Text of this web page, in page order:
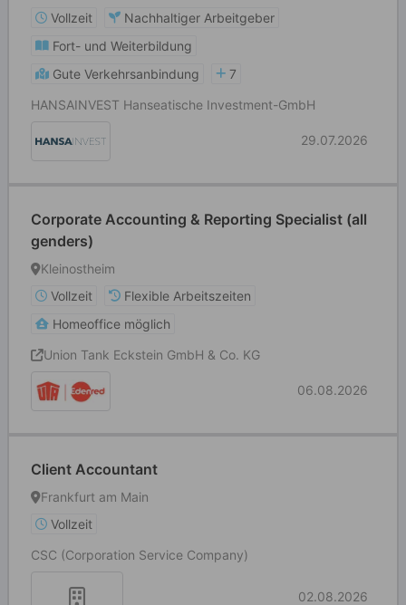
Vollzeit
Nachhaltiger Arbeitgeber
Fort- und Weiterbildung
Gute Verkehrsanbindung
7
HANSAINVEST Hanseatische Investment-GmbH
29.07.2026
Corporate Accounting & Reporting Specialist (all
genders)
Kleinostheim
Vollzeit
Flexible Arbeitszeiten
Homeoffice möglich
Union Tank Eckstein GmbH & Co. KG
06.08.2026
Client Accountant
Frankfurt am Main
Vollzeit
CSC (Corporation Service Company)
02.08.2026